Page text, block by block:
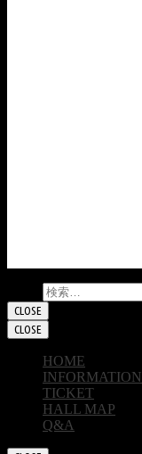
CLOSE
CLOSE
HOME
INFORMATION
TICKET
HALL MAP
Q&A